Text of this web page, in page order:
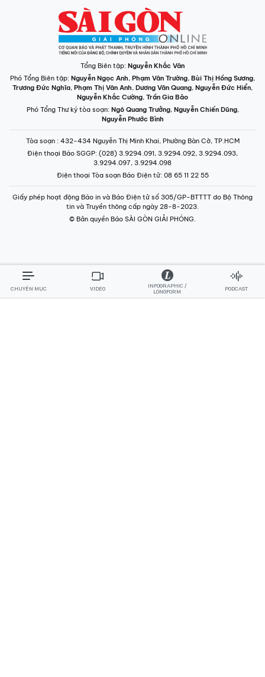
Tổng Biên tập: Nguyễn Khắc Văn
Phó Tổng Biên tập: Nguyễn Ngọc Anh, Phạm Văn Trường, Bùi Thị Hồng Sương,
Trương Đức Nghĩa, Phạm Thị Vân Anh, Dương Văn Quang, Nguyễn Đức Hiển,
Nguyễn Khắc Cường, Trần Gia Bảo
Phó Tổng Thư ký tòa soạn: Ngô Quang Trưởng, Nguyễn Chiến Dũng,
Nguyễn Phước Bình
Tòa soạn : 432-434 Nguyễn Thị Minh Khai, Phường Bàn Cờ, TP.HCM
Điện thoại Báo SGGP: (028) 3.9294.091, 3.9294.092, 3.9294.093,
3.9294.097, 3.9294.098
Điện thoại Tòa soạn Báo Điện tử: 08 65 11 22 55
Giấy phép hoạt động Báo in và Báo Điện tử số 305/GP-BTTTT do Bộ Thông
tin và Truyền thông cấp ngày 28-8-2023.
© Bản quyền Báo SÀI GÒN GIẢI PHÓNG.
CHUYÊN MỤC VIDEO
INFOGRAPHIC /
LONGFORM
PODCAST